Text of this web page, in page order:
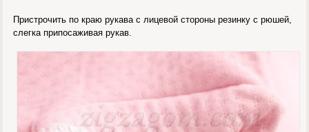
Пристрочить по краю рукава с лицевой стороны резинку с рюшей,
слегка припосаживая рукав.